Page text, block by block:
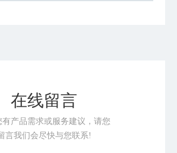
在线留言
有产品需求或服务建议，请您
言我们会尽快与您联系!